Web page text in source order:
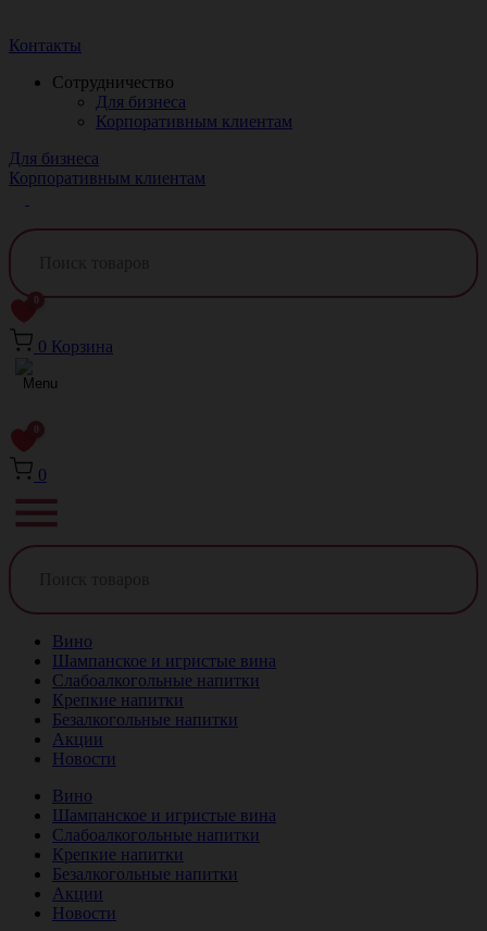
Контакты
Сотрудничество
Для бизнеса
Корпоративным клиентам
Для бизнеса
Корпоративным клиентам
0
0 Корзина
0
0
Вино
Шампанское и игристые вина
Слабоалкогольные напитки
Крепкие напитки
Безалкогольные напитки
Акции
Новости
Вино
Шампанское и игристые вина
Слабоалкогольные напитки
Крепкие напитки
Безалкогольные напитки
Акции
Новости